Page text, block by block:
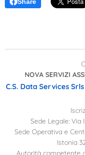
NOVA SERVIZI
C.S. Data Services Srls
Sede Legale: Via
Sede Operativa e
Istonia
Autorità competente